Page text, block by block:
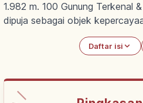
1.982 m. 100 Gunung Terkenal
dipuja sebagai objek
Daftar isi